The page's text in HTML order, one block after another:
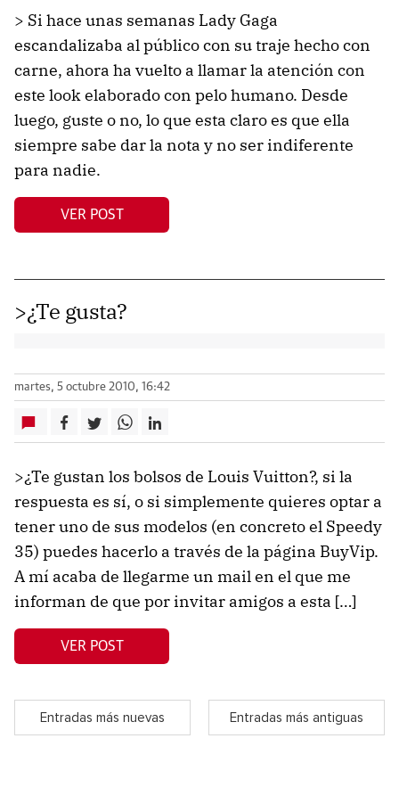
> Si hace unas semanas Lady Gaga
escandalizaba al público con su traje hecho con
carne, ahora ha vuelto a llamar la atención con
este look elaborado con pelo humano. Desde
luego, guste o no, lo que esta claro es que ella
siempre sabe dar la nota y no ser indiferente
para nadie.
VER POST
>¿Te gusta?
martes, 5 octubre 2010, 16:42
>¿Te gustan los bolsos de Louis Vuitton?, si la
respuesta es sí, o si simplemente quieres optar a
tener uno de sus modelos (en concreto el Speedy
35) puedes hacerlo a través de la página BuyVip.
A mí acaba de llegarme un mail en el que me
informan de que por invitar amigos a esta […]
VER POST
Entradas más nuevas Entradas más antiguas